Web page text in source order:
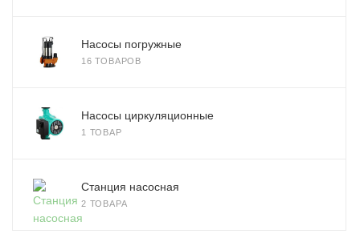
Насосы погружные
16 ТОВАРОВ
Насосы циркуляционные
1 ТОВАР
Станция насосная
2 ТОВАРА